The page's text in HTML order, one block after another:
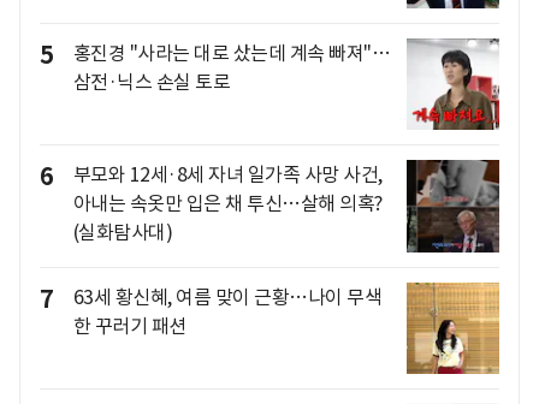
5
홍진경 "사라는 대로 샀는데 계속 빠져"…
삼전·닉스 손실 토로
6
부모와 12세·8세 자녀 일가족 사망 사건,
아내는 속옷만 입은 채 투신…살해 의혹?
(실화탐사대)
7
63세 황신혜, 여름 맞이 근황…나이 무색
한 꾸러기 패션